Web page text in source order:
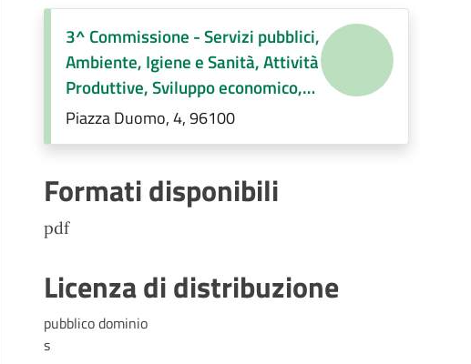
3^ Commissione - Servizi pubblici,
Ambiente, Igiene e Sanità, Attività
Produttive, Sviluppo economico,
Regolamenti di competenza.
Piazza Duomo, 4, 96100
Formati disponibili
pdf
Licenza di distribuzione
pubblico dominio
s